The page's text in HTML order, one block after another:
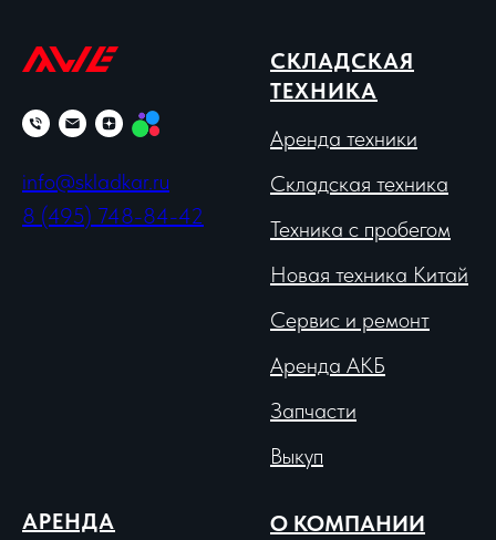
info@skladkar.ru
8 (495) 748-84-42
СКЛАДСКАЯ
ТЕХНИКА
Аренда техники
Складская техника
Техника с пробегом
Новая техника Китай
Сервис и ремонт
Аренда АКБ
Запчасти
Выкуп
АРЕНДА
О КОМПАНИИ